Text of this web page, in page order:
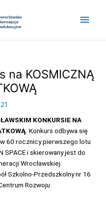
na KOSMICZNĄ
KONKURSIE NA
. Konkurs odbywa się
60 rocznicy pierwszego lotu
SPACE i skierowany jest do
Wrocławskiej.
Szkolno-Przedszkolny nr 16
Rozwoju